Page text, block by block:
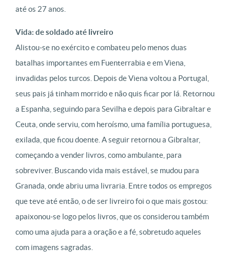
até os 27 anos.
Vida: de soldado até livreiro
Alistou-se no exército e combateu pelo menos duas
batalhas importantes em Fuenterrabia e em Viena,
invadidas pelos turcos. Depois de Viena voltou a Portugal,
seus pais já tinham morrido e não quis ficar por lá. Retornou
a Espanha, seguindo para Sevilha e depois para Gibraltar e
Ceuta, onde serviu, com heroísmo, uma família portuguesa,
exilada, que ficou doente. A seguir retornou a Gibraltar,
começando a vender livros, como ambulante, para
sobreviver. Buscando vida mais estável, se mudou para
Granada, onde abriu uma livraria. Entre todos os empregos
que teve até então, o de ser livreiro foi o que mais gostou:
apaixonou-se logo pelos livros, que os considerou também
como uma ajuda para a oração e a fé, sobretudo aqueles
com imagens sagradas.